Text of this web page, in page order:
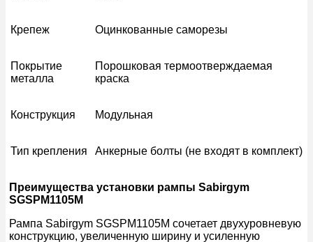
Крепеж Оцинкованные саморезы
Покрытие
металла
Порошковая термоотверждаемая
краска
Конструкция Модульная
Тип крепления Анкерные болты (не входят в комплект)
Преимущества установки рампы Sabirgym
SGSPM1105M
Рампа Sabirgym SGSPM1105M сочетает двухуровневую
конструкцию, увеличенную ширину и усиленную